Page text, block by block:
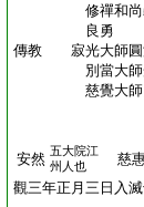
修禪和尚義
良勇
傳教 寂光大師圓
別當大師
慈覺大師圓
安然 五大院江
州人也
慈
觀三年正月三日入